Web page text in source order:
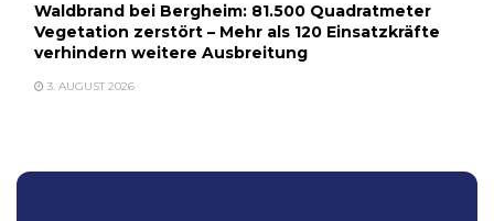
Waldbrand bei Bergheim: 81.500 Quadratmeter
Vegetation zerstört – Mehr als 120 Einsatzkräfte
verhindern weitere Ausbreitung
3. AUGUST 2026